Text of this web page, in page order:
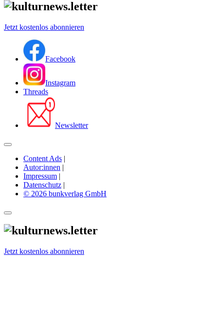
Jetzt kostenlos abonnieren
Facebook
Instagram
Threads
Newsletter
Content Ads |
Autor:innen |
Impressum |
Datenschutz |
© 2026 bunkverlag GmbH
Jetzt kostenlos abonnieren